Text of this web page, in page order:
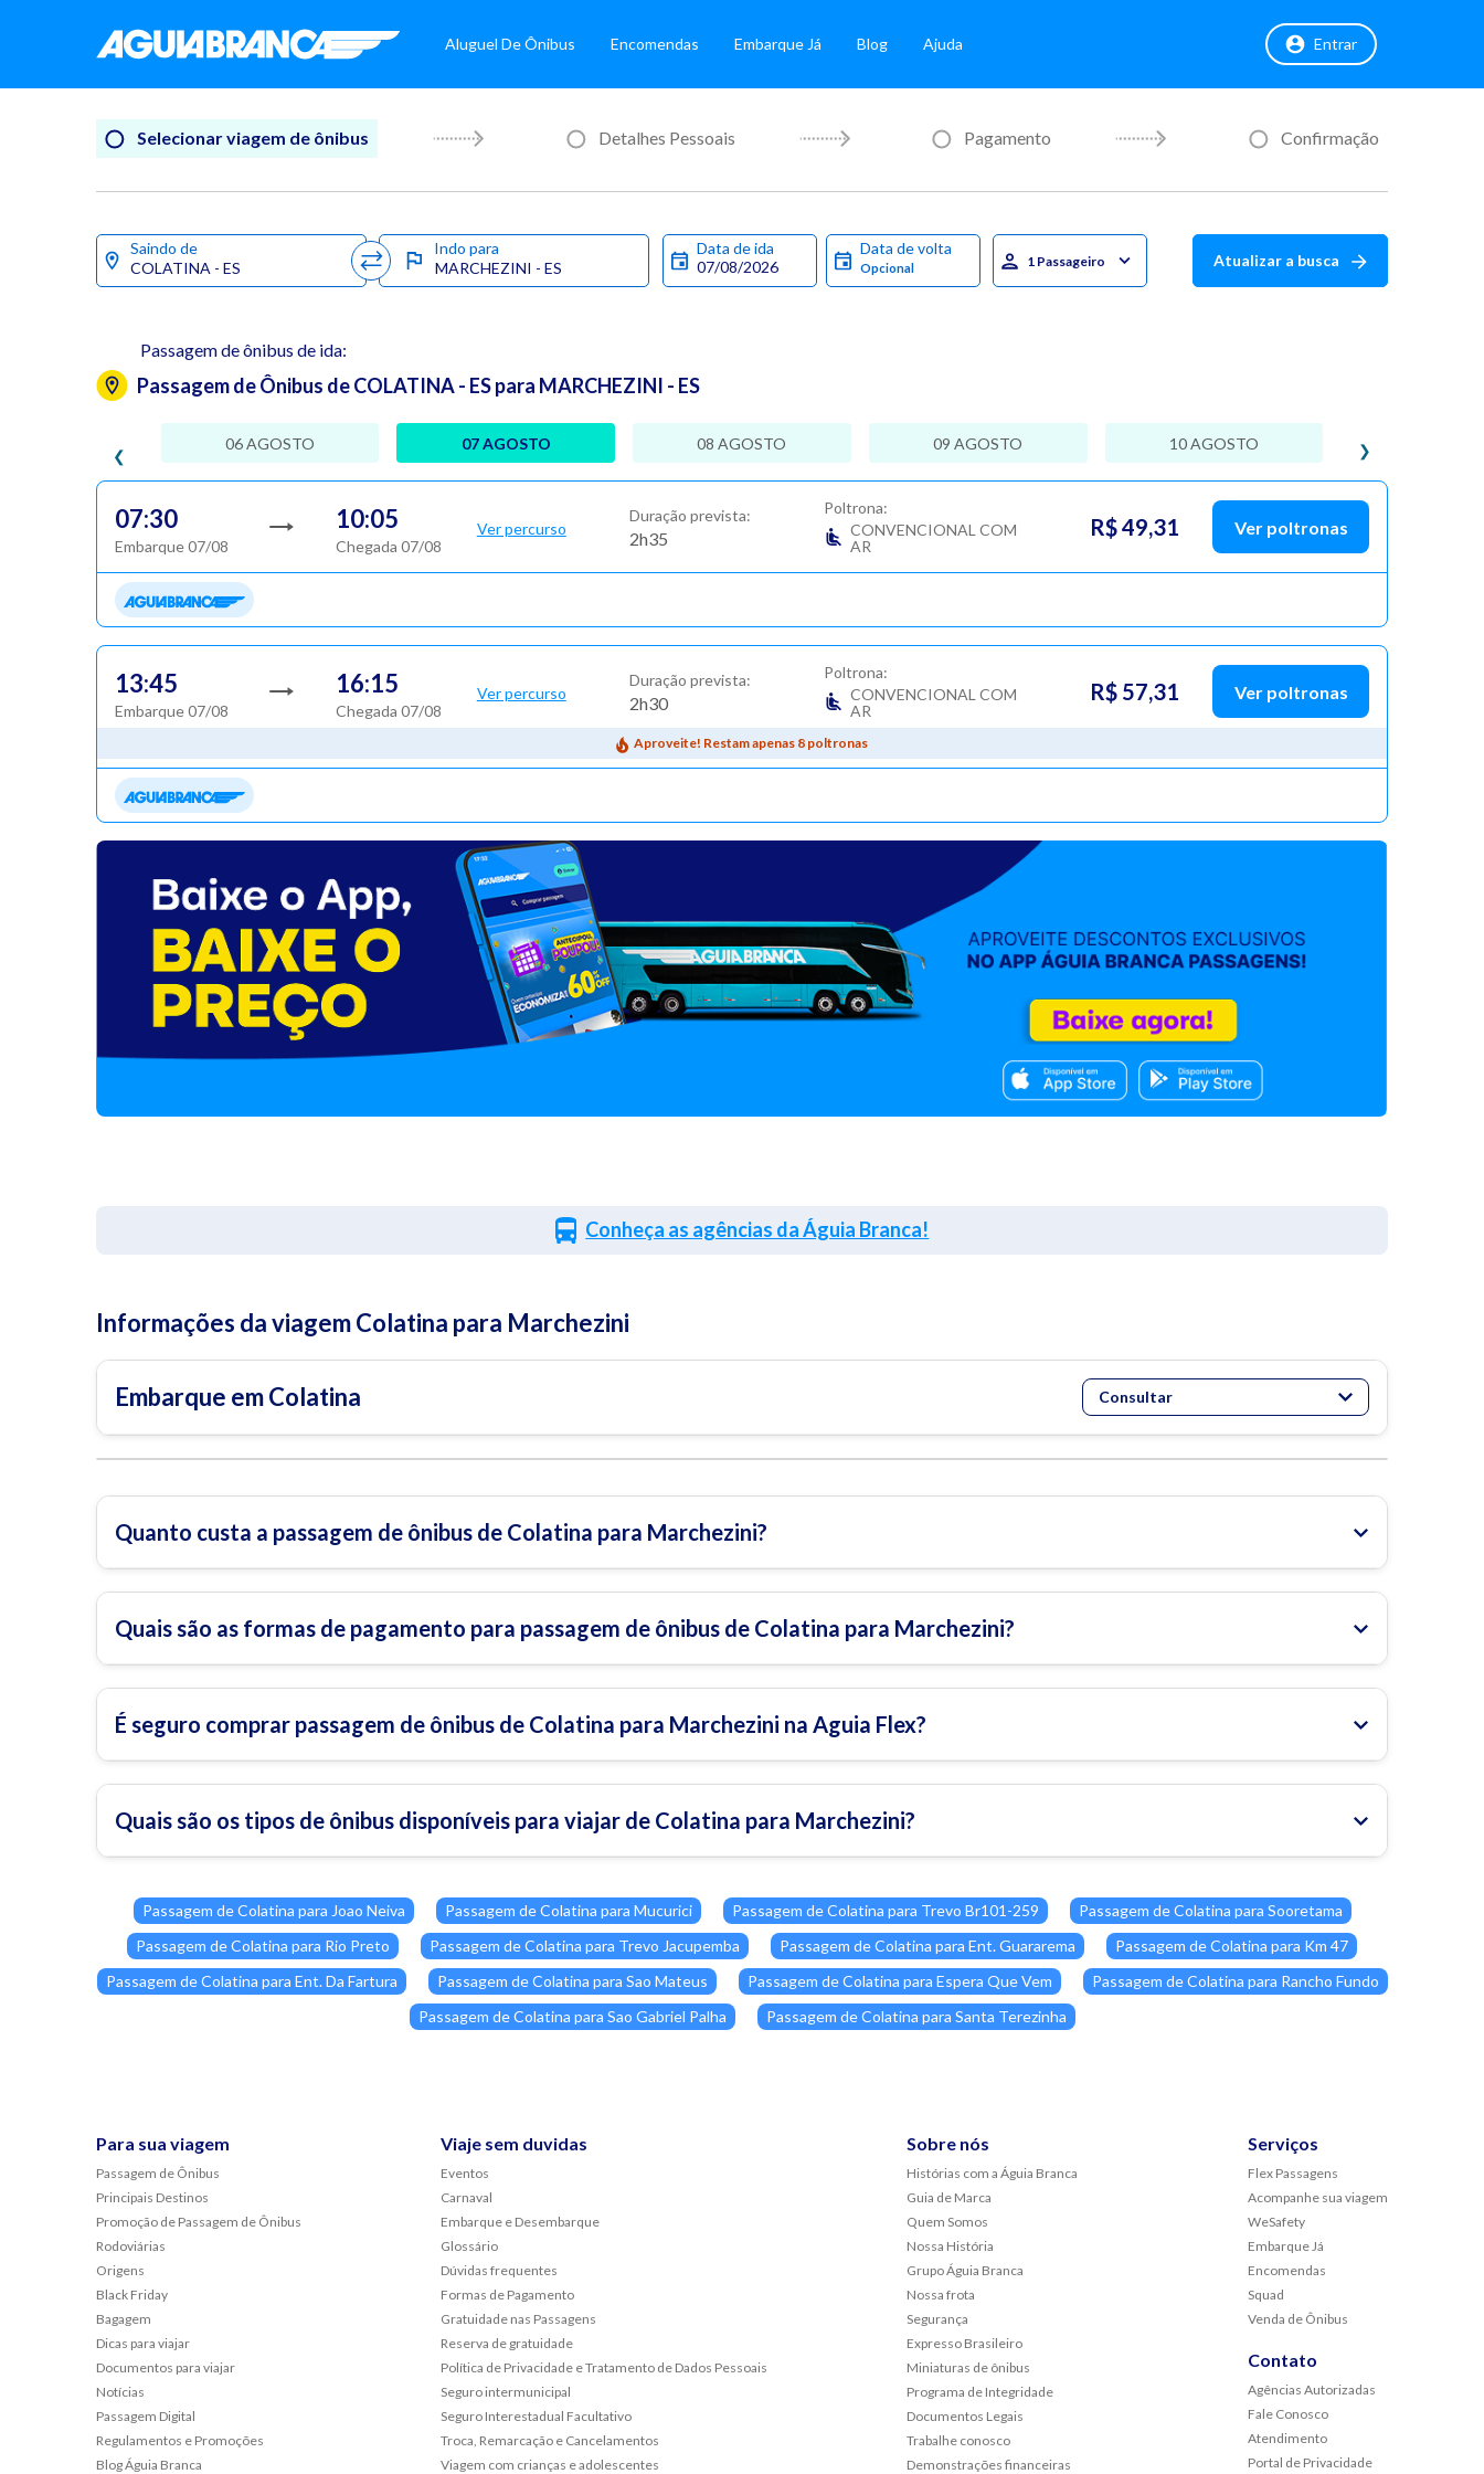
Aluguel De Ônibus Encomendas Embarque Já Blog Ajuda Entrar
Selecionar viagem de ônibus Detalhes Pessoais Pagamento Confirmação
Saindo de Indo para Data de ida Data de volta
1 Passageiro Atualizar a busca
Passagem de ônibus de ida:
Passagem de Ônibus de COLATINA - ES para MARCHEZINI - ES
❯
❮
06 AGOSTO 07 AGOSTO 08 AGOSTO 09 AGOSTO 10 AGOSTO
07:30
Embarque 07/08
10:05
Chegada 07/08
Ver percurso
Duração prevista:
2h35
Poltrona:
CONVENCIONAL COM
AR
R$ 49,31 Ver poltronas
13:45
Embarque 07/08
16:15
Chegada 07/08
Ver percurso
Duração prevista:
2h30
Poltrona:
CONVENCIONAL COM
AR
R$ 57,31 Ver poltronas
Aproveite! Restam apenas 8 poltronas
Conheça as agências da Águia Branca!
Informações da viagem Colatina para Marchezini
Embarque em Colatina Consultar
Quanto custa a passagem de ônibus de Colatina para Marchezini?
Quais são as formas de pagamento para passagem de ônibus de Colatina para Marchezini?
É seguro comprar passagem de ônibus de Colatina para Marchezini na Aguia Flex?
Quais são os tipos de ônibus disponíveis para viajar de Colatina para Marchezini?
Passagem de Colatina para Joao Neiva Passagem de Colatina para Mucurici Passagem de Colatina para Trevo Br101-259
Passagem de Colatina para Sooretama
Passagem de Colatina para Rio Preto
Passagem de Colatina para Trevo Jacupemba Passagem de Colatina para Ent. Guararema
Passagem de Colatina para Km 47
Passagem de Colatina para Ent. Da Fartura
Passagem de Colatina para Sao Mateus Passagem de Colatina para Espera Que Vem
Passagem de Colatina para Rancho Fundo
Passagem de Colatina para Sao Gabriel Palha
Passagem de Colatina para Santa Terezinha
Para sua viagem
Passagem de Ônibus
Principais Destinos
Promoção de Passagem de Ônibus
Rodoviárias
Origens
Black Friday
Bagagem
Dicas para viajar
Documentos para viajar
Notícias
Passagem Digital
Regulamentos e Promoções
Blog Águia Branca
Viaje sem duvidas
Eventos
Carnaval
Embarque e Desembarque
Glossário
Dúvidas frequentes
Formas de Pagamento
Gratuidade nas Passagens
Reserva de gratuidade
Política de Privacidade e Tratamento de Dados Pessoais
Seguro intermunicipal
Seguro Interestadual Facultativo
Troca, Remarcação e Cancelamentos
Viagem com crianças e adolescentes
Sobre nós
Histórias com a Águia Branca
Guia de Marca
Quem Somos
Nossa História
Grupo Águia Branca
Nossa frota
Segurança
Expresso Brasileiro
Miniaturas de ônibus
Programa de Integridade
Documentos Legais
Trabalhe conosco
Demonstrações financeiras
Serviços
Flex Passagens
Acompanhe sua viagem
WeSafety
Embarque Já
Encomendas
Squad
Venda de Ônibus
Contato
Agências Autorizadas
Fale Conosco
Atendimento
Portal de Privacidade